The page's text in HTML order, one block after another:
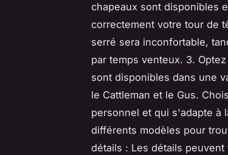
chapeaux sont disponibles
correctement votre tour de
serré sera inconfortable,
par temps venteux. 3.
sont disponibles dans une
le Cattleman et le Gus.
personnel et qui s'adapte à
différents modèles pour
détails : Les détails